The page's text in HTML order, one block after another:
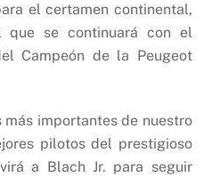
el certamen continental,
que se continuará con el
Campeón de la Peugeot
más importantes de nuestro
pilotos del prestigioso
a Blach Jr. para seguir